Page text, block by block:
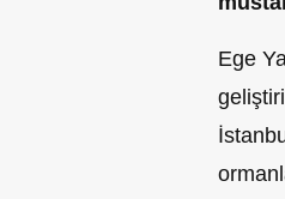
Ege